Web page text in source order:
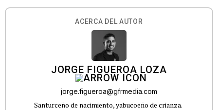
ACERCA DEL AUTOR
JORGE FIGUEROA LOZA
jorge.figueroa@gfrmedia.com
Santurceño de nacimiento, yabucoeño de crianza.